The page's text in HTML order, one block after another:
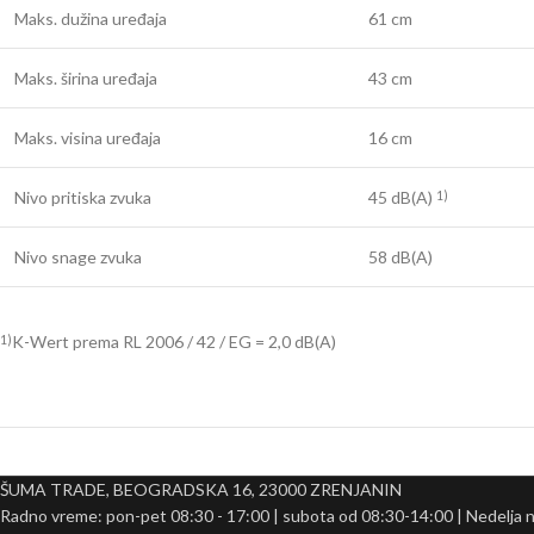
Maks. dužina uređaja 61 cm
Maks. širina uređaja 43 cm
Maks. visina uređaja 16 cm
Nivo pritiska zvuka 45 dB(A) 1)
Nivo snage zvuka 58 dB(A)
1)K-Wert prema RL 2006 / 42 / EG = 2,0 dB(A)
ŠUMA TRADE, BEOGRADSKA 16, 23000 ZRENJANIN
Radno vreme: pon-pet 08:30 - 17:00 | subota od 08:30-14:00 | Nedelja